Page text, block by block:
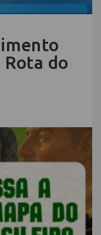
Rota do